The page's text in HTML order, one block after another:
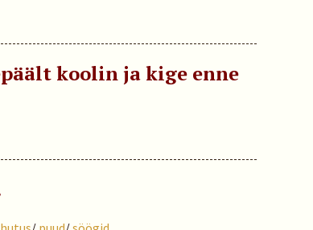
koolin ja kige enne